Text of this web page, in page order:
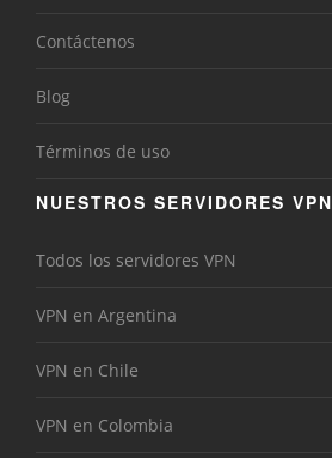
Contáctenos
Blog
Términos de uso
NUESTROS SERVIDORES VPN
Todos los servidores VPN
VPN en Argentina
VPN en Chile
VPN en Colombia